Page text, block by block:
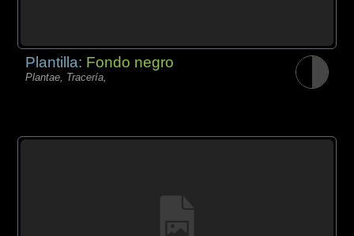
Plantilla: Fondo negro
Plantae, Tracería,